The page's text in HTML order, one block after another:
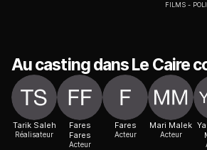
FILMS
Au casting dans Le Caire
Tarik Saleh
Réalisateur
Fares
Fares
Acteur
Fares
Acteur
Mari Malek
Acteur